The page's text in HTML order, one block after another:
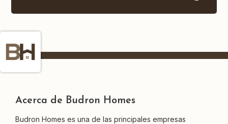
Acerca de Budron Homes
Budron Homes es una de las principales empresas